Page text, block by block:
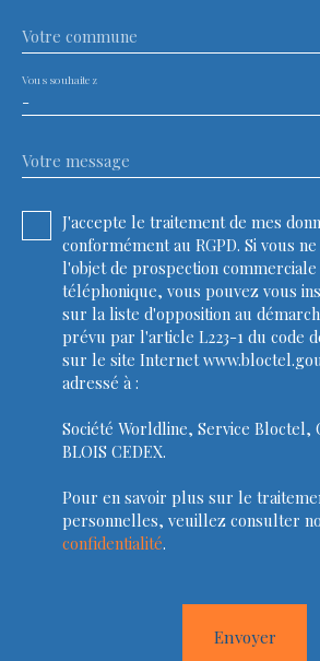
Votre commune
-
Vous souhaitez
Votre message
J'accepte le traitement de mes
conformément au RGPD. Si vous
l'objet de prospection commerciale
téléphonique, vous pouvez vous
sur la liste d'opposition au
prévu par l'article L223-1 du code
sur le site Internet
adressé à :
Société Worldline, Service Bloctel,
BLOIS CEDEX.
Pour en savoir plus sur le
personnelles, veuillez consulter
confidentialité.
Envoyer